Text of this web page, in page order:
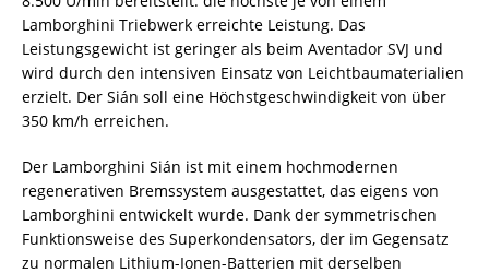
Lamborghini Triebwerk erreichte Leistung. Das
Leistungsgewicht ist geringer als beim Aventador SVJ und
wird durch den intensiven Einsatz von Leichtbaumaterialien
erzielt. Der Sián soll eine Höchstgeschwindigkeit von über
350 km/h erreichen.
Der Lamborghini Sián ist mit einem hochmodernen
regenerativen Bremssystem ausgestattet, das eigens von
Lamborghini entwickelt wurde. Dank der symmetrischen
Funktionsweise des Superkondensators, der im Gegensatz
zu normalen Lithium-Ionen-Batterien mit derselben